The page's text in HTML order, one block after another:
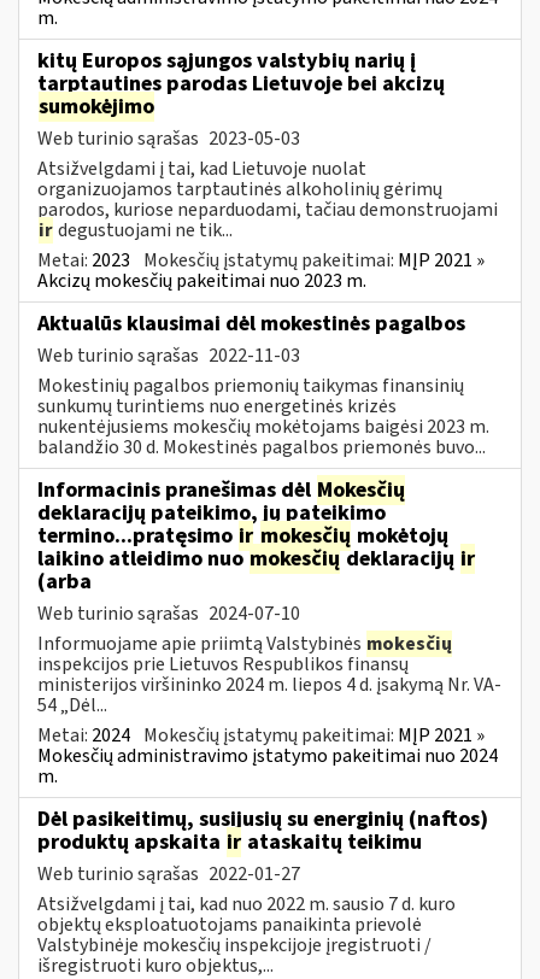
m.
kitų Europos sąjungos valstybių narių į
tarptautines parodas Lietuvoje bei akcizų
sumokėjimo
Web turinio sąrašas 2023-05-03
Atsižvelgdami į tai, kad Lietuvoje nuolat
organizuojamos tarptautinės alkoholinių gėrimų
parodos, kuriose neparduodami, tačiau demonstruojami
irdegustuojami ne tik...
Metai: 2023 Mokesčių įstatymų pakeitimai: MĮP 2021 »
Akcizų mokesčių pakeitimai nuo 2023 m.
Aktualūs klausimai dėl mokestinės pagalbos
Web turinio sąrašas 2022-11-03
Mokestinių pagalbos priemonių taikymas finansinių
sunkumų turintiems nuo energetinės krizės
nukentėjusiems mokesčių mokėtojams baigėsi 2023 m.
balandžio 30 d. Mokestinės pagalbos priemonės buvo...
Informacinis pranešimas dėl Mokesčių
deklaracijų pateikimo, jų pateikimo
termino...pratęsimo ir mokesčių mokėtojų
laikino atleidimo nuomokesčiųdeklaracijų ir
(arba
Web turinio sąrašas 2024-07-10
Informuojame apie priimtą Valstybinės mokesčių
inspekcijos prie Lietuvos Respublikos finansų
ministerijos viršininko 2024 m. liepos 4 d. įsakymą Nr. VA-
54 „Dėl...
Metai: 2024 Mokesčių įstatymų pakeitimai: MĮP 2021 »
Mokesčių administravimo įstatymo pakeitimai nuo 2024
m.
Dėl pasikeitimų, susijusių su energinių (naftos)
produktų apskaita ir ataskaitų teikimu
Web turinio sąrašas 2022-01-27
Atsižvelgdami į tai, kad nuo 2022 m. sausio 7 d. kuro
objektų eksploatuotojams panaikinta prievolė
Valstybinėje mokesčių inspekcijoje įregistruoti /
išregistruoti kuro objektus,...